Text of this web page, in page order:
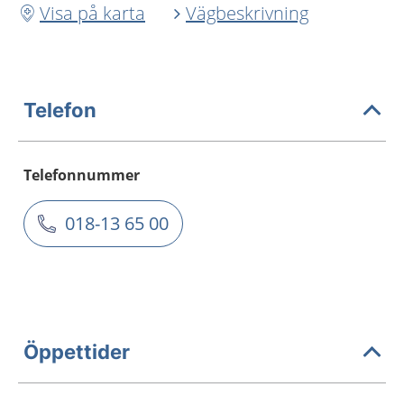
Visa på karta
Vägbeskrivning
Telefon
Telefonnummer
018-13 65 00
Öppettider